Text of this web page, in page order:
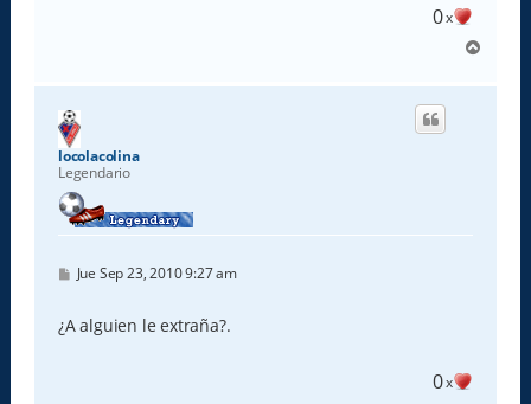
0x
r
locolacolina
Legendario
M
s
a
Jue Sep 23, 2010 9:27 am
¿A alguien le extraña?.
0x